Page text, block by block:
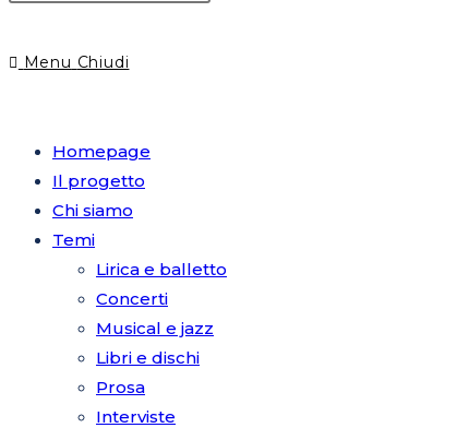
Menu Chiudi
Homepage
Il progetto
Chi siamo
Temi
Lirica e balletto
Concerti
Musical e jazz
Libri e dischi
Prosa
Interviste